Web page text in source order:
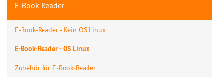
E-Book Reader
E-Book-Reader - Kein OS Linux
E-Book-Reader - OS Linux
Zubehör für E-Book-Reader